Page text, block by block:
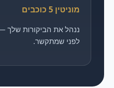
מוניטין 5 כוכבים
ננהל את הביקורות שלך
לפני שמתקשר.